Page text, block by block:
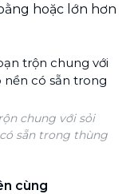
hoặc lớn hơn
chung với sỏi
sẵn trong thùng
cùng